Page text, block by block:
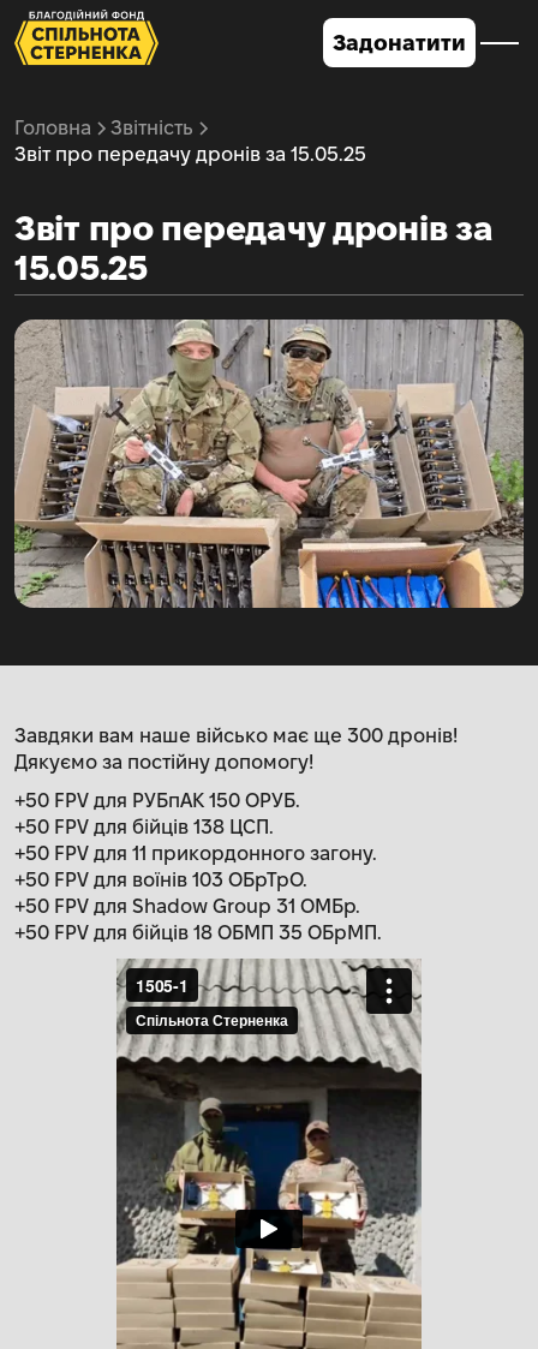
Задонатити
Головна
Звітність
Звіт про передачу дронів за 15.05.25
Звіт про передачу дронів за
15.05.25
Завдяки вам наше військо має ще 300 дронів!
Дякуємо за постійну допомогу!
+50 FPV для РУБпАК 150 ОРУБ.
+50 FPV для бійців 138 ЦСП.
+50 FPV для 11 прикордонного загону.
+50 FPV для воїнів 103 ОБрТрО.
+50 FPV для Shadow Group 31 ОМБр.
+50 FPV для бійців 18 ОБМП 35 ОБрМП.